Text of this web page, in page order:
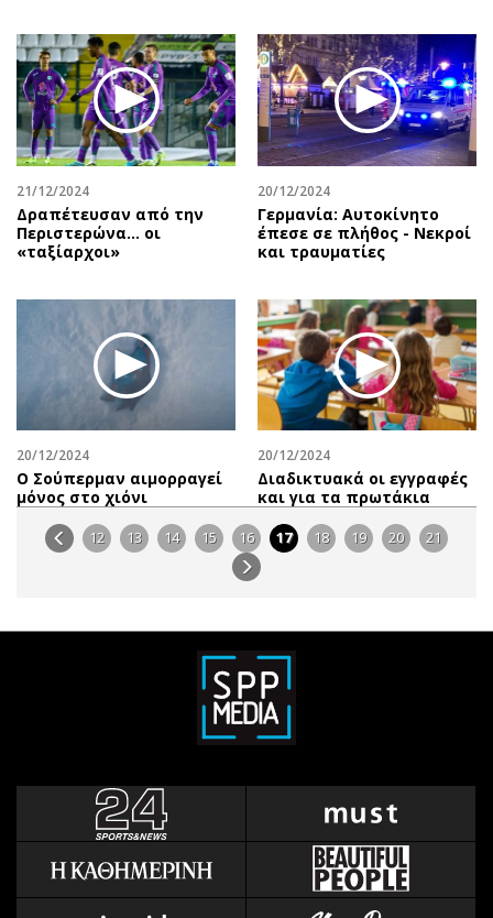
21/12/2024
Δραπέτευσαν από την
Περιστερώνα… οι
«ταξίαρχοι»
20/12/2024
Γερμανία: Αυτοκίνητο
έπεσε σε πλήθος - Νεκροί
και τραυματίες
20/12/2024
Ο Σούπερμαν αιμορραγεί
μόνος στο χιόνι
20/12/2024
Διαδικτυακά οι εγγραφές
και για τα πρωτάκια
12 13 14 15 16 17 18 19 20 21